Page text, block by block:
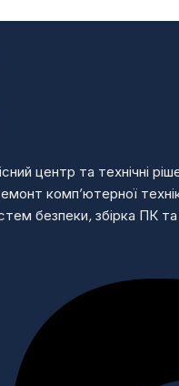
центр та технічні
комп’ютерної
безпеки, збірка ПК